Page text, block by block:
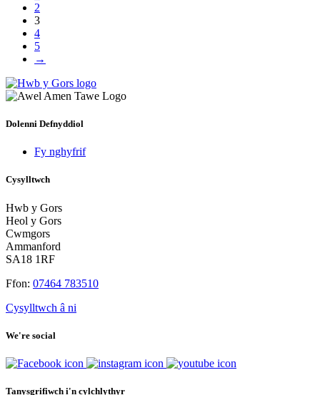
2
3
4
5
→
Dolenni Defnyddiol
Fy nghyfrif
Cysylltwch
Hwb y Gors
Heol y Gors
Cwmgors
Ammanford
SA18 1RF
Ffon: 07464 783510
Cysylltwch â ni
We're social
Tanysgrifiwch i'n cylchlythyr